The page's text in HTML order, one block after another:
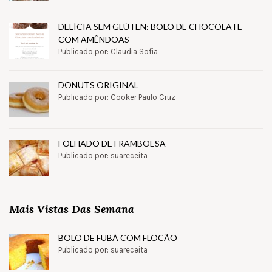
DELÍCIA SEM GLÚTEN: BOLO DE CHOCOLATE
COM AMÊNDOAS
Publicado por: Claudia Sofia
DONUTS ORIGINAL
Publicado por: Cooker Paulo Cruz
FOLHADO DE FRAMBOESA
Publicado por: suareceita
Mais Vistas Das Semana
BOLO DE FUBÁ COM FLOCÃO
Publicado por: suareceita